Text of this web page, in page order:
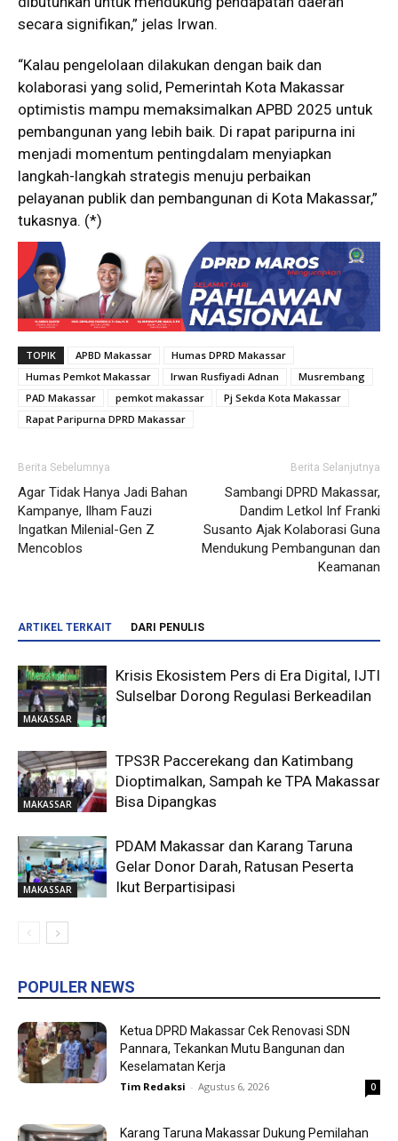
secara signifikan,” jelas Irwan.
“Kalau pengelolaan dilakukan dengan baik dan
kolaborasi yang solid, Pemerintah Kota Makassar
optimistis mampu memaksimalkan APBD 2025 untuk
pembangunan yang lebih baik. Di rapat paripurna ini
menjadi momentum pentingdalam menyiapkan
langkah-langkah strategis menuju perbaikan
pelayanan publik dan pembangunan di Kota Makassar,”
tukasnya. (*)
TOPIK APBD Makassar
Humas DPRD Makassar
Humas Pemkot Makassar
Irwan Rusfiyadi Adnan
Musrembang
PAD Makassar
pemkot makassar
Pj Sekda Kota Makassar
Rapat Paripurna DPRD Makassar
Berita Sebelumnya
Agar Tidak Hanya Jadi Bahan
Kampanye, Ilham Fauzi
Ingatkan Milenial-Gen Z
Mencoblos
Berita Selanjutnya
Sambangi DPRD Makassar,
Dandim Letkol Inf Franki
Susanto Ajak Kolaborasi Guna
Mendukung Pembangunan dan
Keamanan
ARTIKEL TERKAIT DARI PENULIS
MAKASSAR
Krisis Ekosistem Pers di Era Digital, IJTI
Sulselbar Dorong Regulasi Berkeadilan
MAKASSAR
TPS3R Paccerekang dan Katimbang
Dioptimalkan, Sampah ke TPA Makassar
Bisa Dipangkas
MAKASSAR
PDAM Makassar dan Karang Taruna
Gelar Donor Darah, Ratusan Peserta
Ikut Berpartisipasi
POPULER NEWS
Ketua DPRD Makassar Cek Renovasi SDN
Pannara, Tekankan Mutu Bangunan dan
Keselamatan Kerja
Tim Redaksi - Agustus 6, 2026 0
Karang Taruna Makassar Dukung Pemilahan